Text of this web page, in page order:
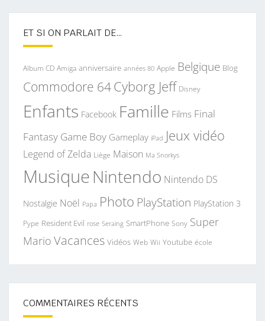
ET SI ON PARLAIT DE…
Album CD Amiga anniversaire années 80 Apple Belgique Blog
Commodore 64Cyborg Jeff Disney
Enfants Facebook Famille Films Final
Fantasy Game Boy Gameplay iPad Jeux vidéo
Legend of Zelda Liège Maison Ma Snorkys
MusiqueNintendo Nintendo DS
Nostalgie Noël Papa Photo PlayStation PlayStation 3
Pype Resident Evil rose Seraing SmartPhone Sony Super
Mario Vacances Vidéos Web Wii Youtube école
COMMENTAIRES RÉCENTS